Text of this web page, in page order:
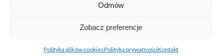
Odmów
Zobacz preferencje
Polityka plików cookiesPolityka prywatnościKontakt